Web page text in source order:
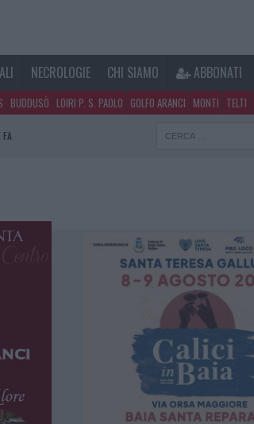
NECROLOGIE CHI SIAMO ABBONATI
BUDDUSÒ LOIRI P. S. PAOLO GOLFO ARANCI MONTI TELTI
FA